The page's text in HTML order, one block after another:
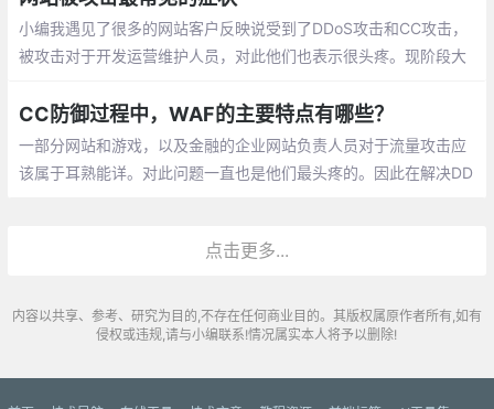
小编我遇见了很多的网站客户反映说受到了DDoS攻击和CC攻击，
被攻击对于开发运营维护人员，对此他们也表示很头疼。现阶段大
是mysql，oracle等
CC防御过程中，WAF的主要特点有哪些？
一部分网站和游戏，以及金融的企业网站负责人员对于流量攻击应
该属于耳熟能详。对此问题一直也是他们最头疼的。因此在解决DD
点击更多...
内容以共享、参考、研究为目的,不存在任何商业目的。其版权属原作者所有,如有
侵权或违规,请与小编联系!情况属实本人将予以删除!